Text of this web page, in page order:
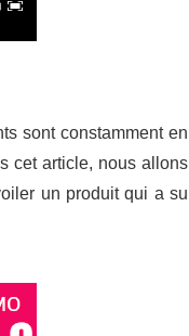
sont constamment en
cet article, nous allons
un produit qui a su